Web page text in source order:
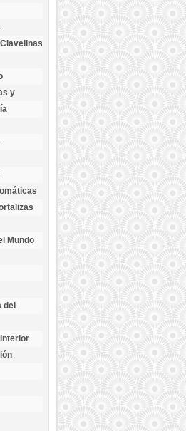
y
Mundo
del